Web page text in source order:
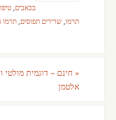
בכאבים
תרמו שרירים תפוסים תרמו
«
אלטמן